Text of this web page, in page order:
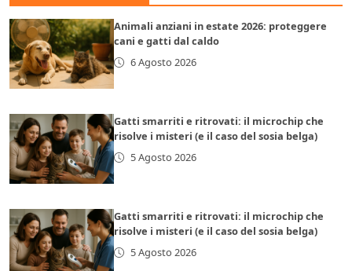
Animali anziani in estate 2026: proteggere
cani e gatti dal caldo
6 Agosto 2026
Gatti smarriti e ritrovati: il microchip che
risolve i misteri (e il caso del sosia belga)
5 Agosto 2026
Gatti smarriti e ritrovati: il microchip che
risolve i misteri (e il caso del sosia belga)
5 Agosto 2026